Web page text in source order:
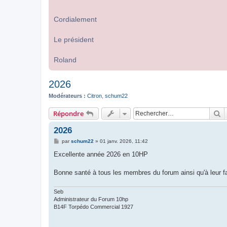
Cordialement
Le président
Roland
2026
Modérateurs : Citron schum22
Répondre
2026
M
s
g
parschum22 » 01 janv. 2026, 11:42
Excellente année 2026 en 10HP
Bonne santé à tous les membres du forum ainsi qu'à leur
Seb
Administrateur du Forum 10hp
B14F Torpédo Commercial 1927